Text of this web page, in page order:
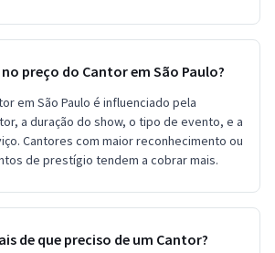
preço do Cantor em São Paulo?
em São Paulo é influenciado pela
a duração do show, o tipo de evento, e a
Cantores com maior reconhecimento ou
de prestígio tendem a cobrar mais.
de que preciso de um Cantor?